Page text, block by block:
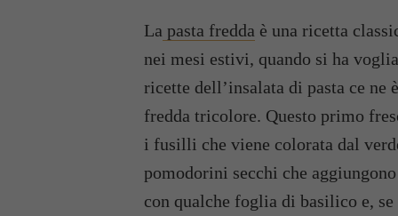
La pasta fredda è una ricetta
nei mesi estivi, quando si ha
ricette dell’insalata di pasta ce ne
fredda tricolore. Questo primo
i fusilli che viene colorata dal
pomodorini secchi che
con qualche foglia di basilico e,